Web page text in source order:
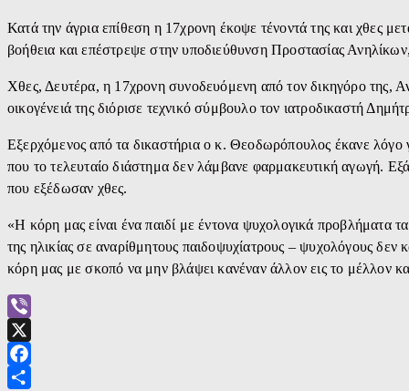
Κατά την άγρια επίθεση η 17χρονη έκοψε τένοντά της και χθες
βοήθεια και επέστρεψε στην υποδιεύθυνση Προστασίας
Χθες, Δευτέρα, η 17χρονη συνοδευόμενη από τον δικηγόρο της,
οικογένειά της διόρισε τεχνικό σύμβουλο τον ιατροδικαστή
Εξερχόμενος από τα δικαστήρια ο κ. Θεοδωρόπουλος έκανε λόγο
που το τελευταίο διάστημα δεν λάμβανε φαρμακευτική αγωγή.
που εξέδωσαν χθες.
«Η κόρη μας είναι ένα παιδί με έντονα ψυχολογικά προβλήματα
της ηλικίας σε αναρίθμητους παιδοψυχίατρους – ψυχολόγους
κόρη μας με σκοπό να μην βλάψει κανέναν άλλον εις το μέλλον
Viber
X
Facebook